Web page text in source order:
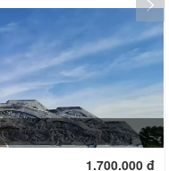
1.700.000 đ